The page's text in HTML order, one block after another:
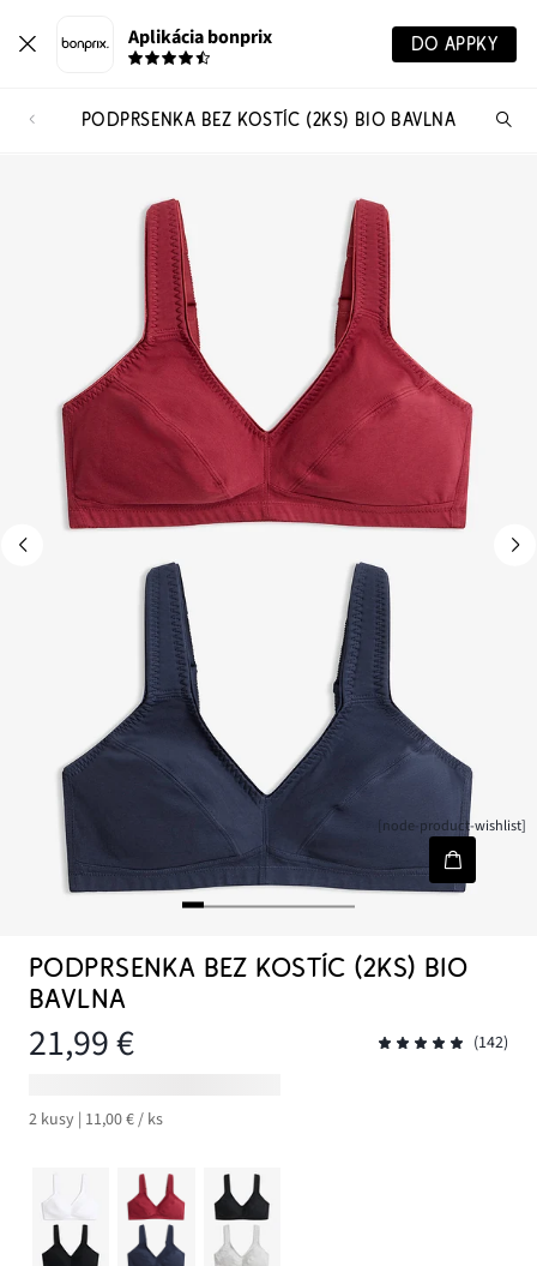
Aplikácia bonprix DO APPKY
PODPRSENKA BEZ KOSTÍC (2KS) BIO BAVLNA
[node-product-wishlist]
PODPRSENKA BEZ KOSTÍC (2KS) BIO
BAVLNA
21,99 € (142)
2 kusy | 11,00 € / ks